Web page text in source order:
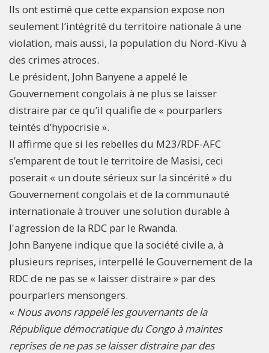
Ils ont estimé que cette expansion expose non
seulement l’intégrité du territoire nationale à une
violation, mais aussi, la population du Nord-Kivu à
des crimes atroces.
Le président, John Banyene a appelé le
Gouvernement congolais à ne plus se laisser
distraire par ce qu’il qualifie de « pourparlers
teintés d’hypocrisie ».
Il affirme que si les rebelles du M23/RDF-AFC
s’emparent de tout le territoire de Masisi, ceci
poserait « un doute sérieux sur la sincérité » du
Gouvernement congolais et de la communauté
internationale à trouver une solution durable à
l'agression de la RDC par le Rwanda.
John Banyene indique que la société civile a, à
plusieurs reprises, interpellé le Gouvernement de la
RDC de ne pas se « laisser distraire » par des
pourparlers mensongers.
« Nous avons rappelé les gouvernants de la
République démocratique du Congo à maintes
reprises de ne pas se laisser distraire par des